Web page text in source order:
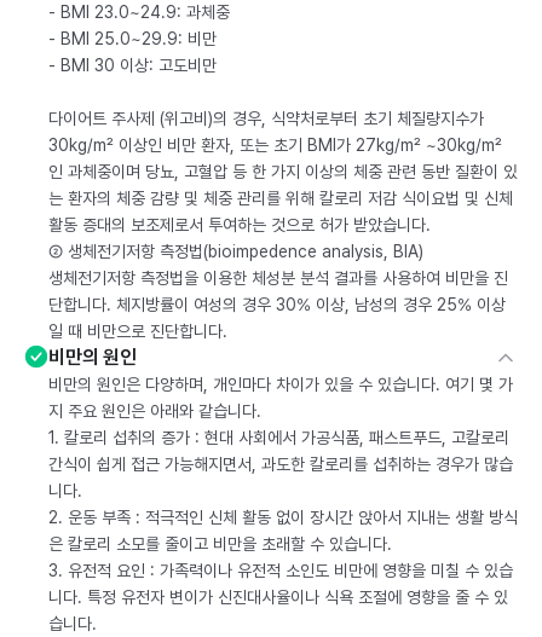
- BMI 23.0~24.9: 과체중
- BMI 25.0~29.9: 비만
- BMI 30 이상: 고도비만
다이어트 주사제 (위고비)의 경우, 식약처로부터 초기 체질량지수가
30kg/m² 이상인 비만 환자, 또는 초기 BMI가 27kg/m² ~30kg/m²
인 과체중이며 당뇨, 고혈압 등 한 가지 이상의 체중 관련 동반 질환이 있
는 환자의 체중 감량 및 체중 관리를 위해 칼로리 저감 식이요법 및 신체
활동 증대의 보조제로서 투여하는 것으로 허가 받았습니다.
② 생체전기저항 측정법(bioimpedence analysis, BIA)
생체전기저항 측정법을 이용한 체성분 분석 결과를 사용하여 비만을 진
단합니다. 체지방률이 여성의 경우 30% 이상, 남성의 경우 25% 이상
일 때 비만으로 진단합니다.
비만의 원인
비만의 원인은 다양하며, 개인마다 차이가 있을 수 있습니다. 여기 몇 가
지 주요 원인은 아래와 같습니다.
1. 칼로리 섭취의 증가 : 현대 사회에서 가공식품, 패스트푸드, 고칼로리
간식이 쉽게 접근 가능해지면서, 과도한 칼로리를 섭취하는 경우가 많습
니다.
2. 운동 부족 : 적극적인 신체 활동 없이 장시간 앉아서 지내는 생활 방식
은 칼로리 소모를 줄이고 비만을 초래할 수 있습니다.
3. 유전적 요인 : 가족력이나 유전적 소인도 비만에 영향을 미칠 수 있습
니다. 특정 유전자 변이가 신진대사율이나 식욕 조절에 영향을 줄 수 있
습니다.